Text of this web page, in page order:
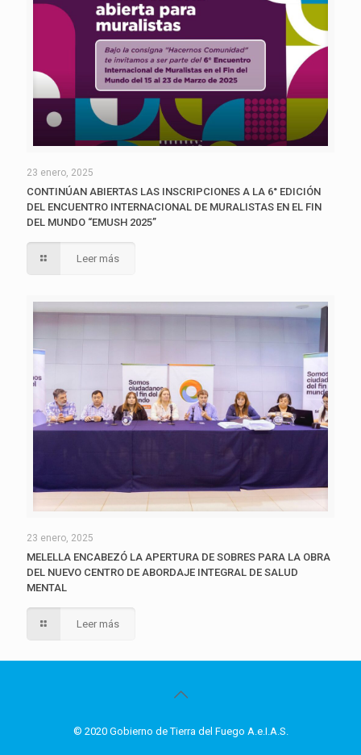
23 enero, 2025
CONTINÚAN ABIERTAS LAS INSCRIPCIONES A LA 6° EDICIÓN
DEL ENCUENTRO INTERNACIONAL DE MURALISTAS EN EL FIN
DEL MUNDO “EMUSH 2025”
Leer más
23 enero, 2025
MELELLA ENCABEZÓ LA APERTURA DE SOBRES PARA LA OBRA
DEL NUEVO CENTRO DE ABORDAJE INTEGRAL DE SALUD
MENTAL
Leer más
© 2020 Gobierno de Tierra del Fuego A.e.I.A.S.